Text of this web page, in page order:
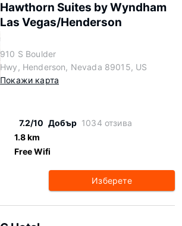
Hawthorn Suites by Wyndham
Las Vegas/Henderson
910 S Boulder
Hwy, Henderson, Nevada 89015, US
Покажи карта
7.2/10 Добър 1034 отзива
1.8 km
Free Wifi
Изберете